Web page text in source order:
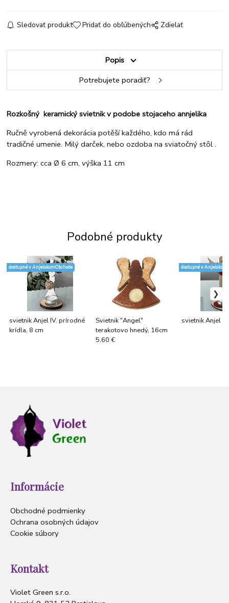
Sledovať produkt Pridať do obľúbených Zdielať
Popis
Potrebujete poradiť?
Rozkošný keramický svietnik v podobe stojaceho annjelika
Ručně vyrobená dekorácia potěší každého, kdo má rád
tradičné umenie. Milý darček, nebo ozdoba na sviatočný stôl .
Rozmery: cca Ø 6 cm, výška 11 cm
Podobné produkty
svietnik Anjel IV. prírodné
krídla, 8 cm
dostupné v AnjelskomObchode
Svietnik "Angel"
terakotovo hnedý, 16cm
5.60 €
svietnik Anjel II
dostupné v
Informácie
Obchodné podmienky
Ochrana osobných údajov
Cookie súbory
Kontakt
Violet Green s.r.o.